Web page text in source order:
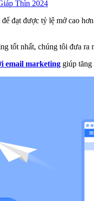
Thìn 2024
đạt được tỷ lệ mở cao
tốt nhất, chúng tôi đưa
email marketing giúp